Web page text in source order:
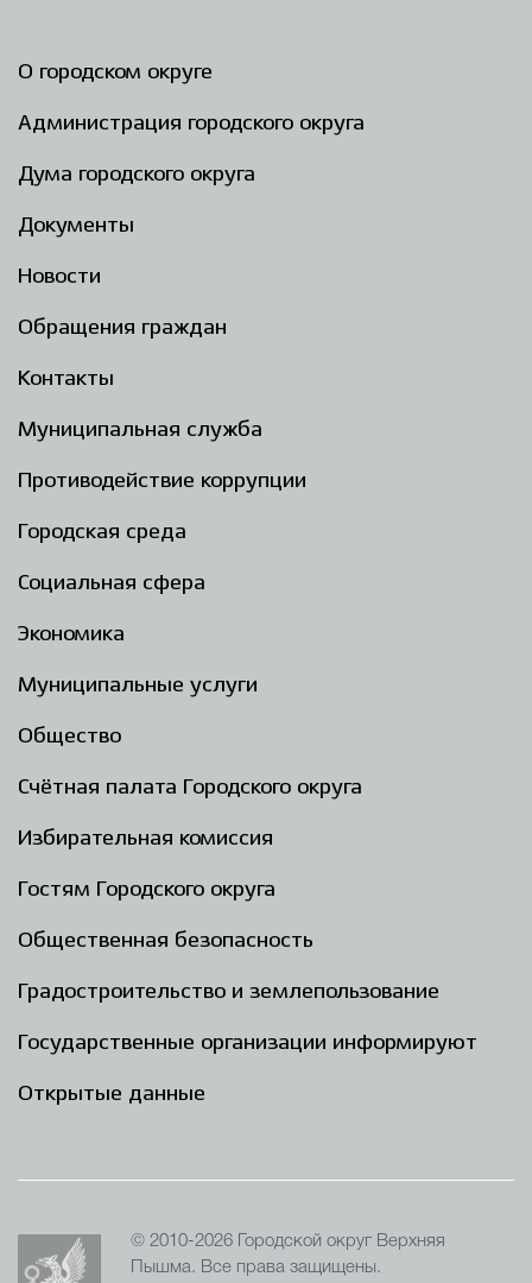
О городском округе
Администрация городского округа
Дума городского округа
Документы
Новости
Обращения граждан
Контакты
Муниципальная служба
Противодействие коррупции
Городская среда
Социальная сфера
Экономика
Муниципальные услуги
Общество
Счётная палата Городского округа
Избирательная комиссия
Гостям Городского округа
Общественная безопасность
Градостроительство и землепользование
Государственные организации информируют
Открытые данные
© 2010-2026 Городской округ Верхняя
Пышма. Все права защищены.